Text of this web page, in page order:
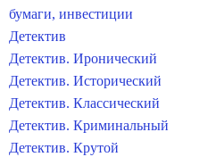
бумаги, инвестиции
Детектив
Детектив. Иронический
Детектив. Исторический
Детектив. Классический
Детектив. Криминальный
Детектив. Крутой